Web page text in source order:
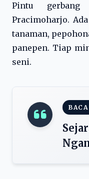
Pintu gerbang
Pracimoharjo.
tanaman,
panepen. Tiap
seni.